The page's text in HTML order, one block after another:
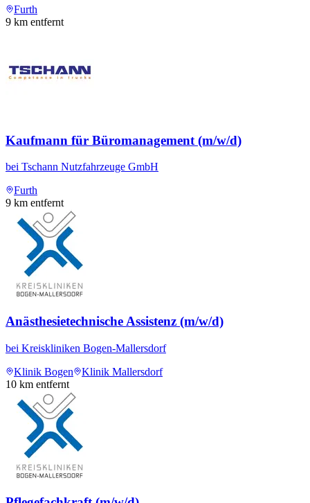
Furth
9 km entfernt
Kaufmann für Büromanagement (m/w/d)
bei Tschann Nutzfahrzeuge GmbH
Furth
9 km entfernt
Anästhesietechnische Assistenz (m/w/d)
bei Kreiskliniken Bogen-Mallersdorf
Klinik Bogen
Klinik Mallersdorf
10 km entfernt